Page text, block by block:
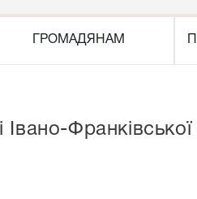
ГРОМАДЯНАМ